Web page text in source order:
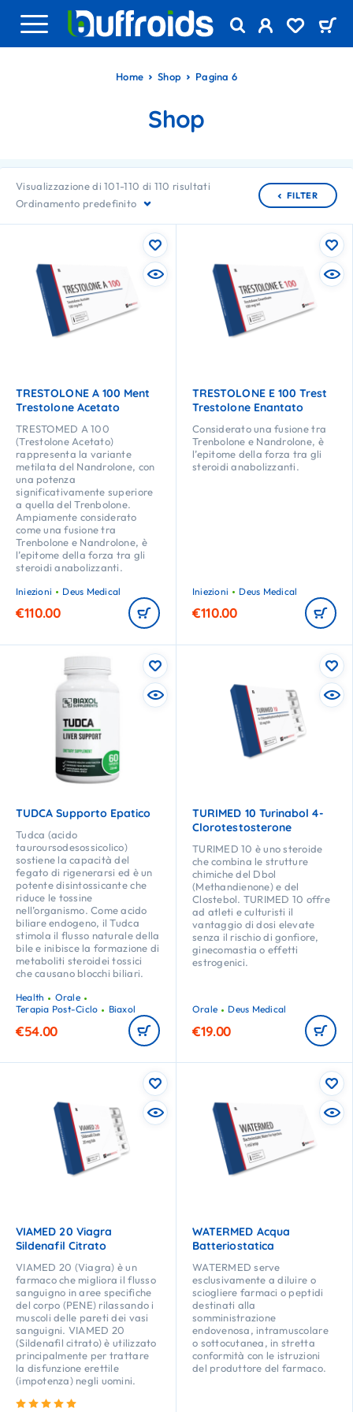
Home Shop Pagina 6
Shop
Visualizzazione di 101-110 di 110 risultati
Ordinamento predefinito
FILTER
TRESTOLONE A 100 Ment
Trestolone Acetato
TRESTOMED A 100
(Trestolone Acetato)
rappresenta la variante
metilata del Nandrolone, con
una potenza
significativamente superiore
a quella del Trenbolone.
Ampiamente considerato
come una fusione tra
Trenbolone e Nandrolone, è
l’epitome della forza tra gli
steroidi anabolizzanti.
Iniezioni Deus Medical
€110.00
TRESTOLONE E 100 Trest
Trestolone Enantato
Considerato una fusione tra
Trenbolone e Nandrolone, è
l’epitome della forza tra gli
steroidi anabolizzanti.
Iniezioni Deus Medical
€110.00
TUDCA Supporto Epatico
Tudca (acido
tauroursodesossicolico)
sostiene la capacità del
fegato di rigenerarsi ed è un
potente disintossicante che
riduce le tossine
nell’organismo. Come acido
biliare endogeno, il Tudca
stimola il flusso naturale della
bile e inibisce la formazione di
metaboliti steroidei tossici
che causano blocchi biliari.
Health
Orale
Terapia Post-Ciclo
Biaxol
€54.00
TURIMED 10 Turinabol 4-
Clorotestosterone
TURIMED 10 è uno steroide
che combina le strutture
chimiche del Dbol
(Methandienone) e del
Clostebol. TURIMED 10 offre
ad atleti e culturisti il
vantaggio di dosi elevate
senza il rischio di gonfiore,
ginecomastia o effetti
estrogenici.
Orale Deus Medical
€19.00
VIAMED 20 Viagra
Sildenafil Citrato
VIAMED 20 (Viagra) è un
farmaco che migliora il flusso
sanguigno in aree specifiche
del corpo (PENE) rilassando i
muscoli delle pareti dei vasi
sanguigni. VIAMED 20
(Sildenafil citrato) è utilizzato
principalmente per trattare
la disfunzione erettile
(impotenza) negli uomini.
WATERMED Acqua
Batteriostatica
WATERMED serve
esclusivamente a diluire o
sciogliere farmaci o peptidi
destinati alla
somministrazione
endovenosa, intramuscolare
o sottocutanea, in stretta
conformità con le istruzioni
del produttore del farmaco.